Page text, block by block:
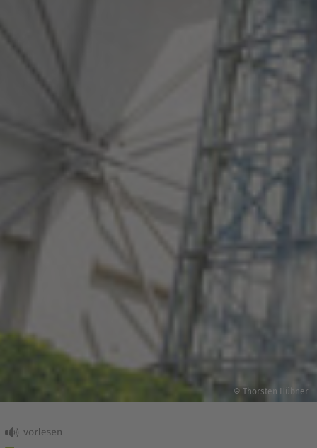
© Thorsten Hübner